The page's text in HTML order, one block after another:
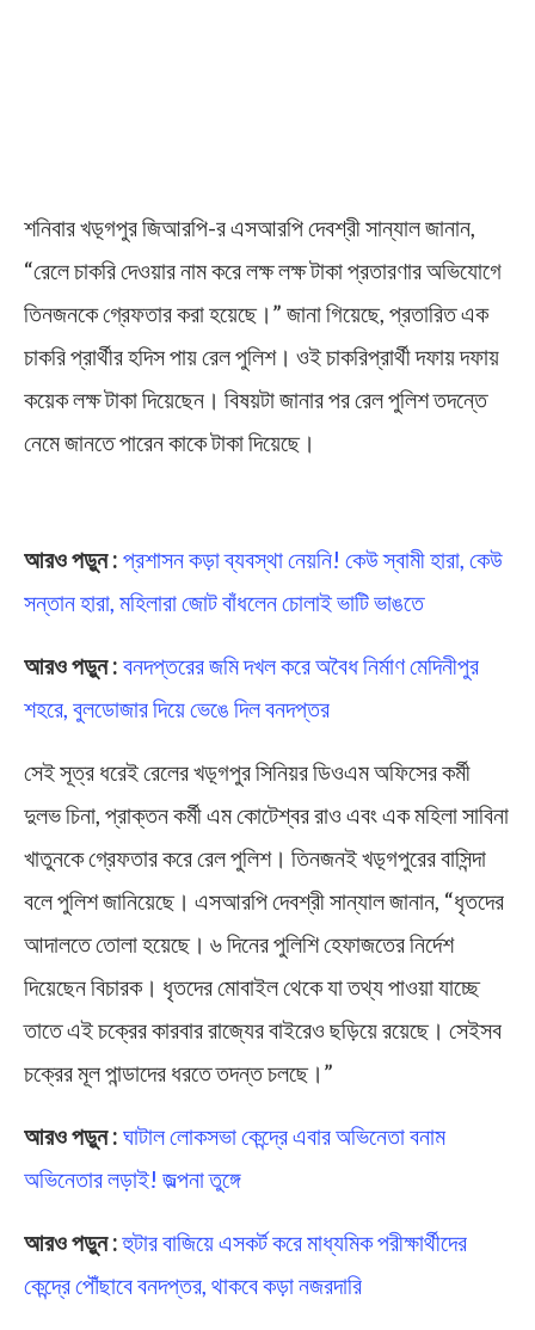
শনিবার খড়্গপুর জিআরপি-র এসআরপি দেবশ্রী সান্যাল জানান,
“রেলে চাকরি দেওয়ার নাম করে লক্ষ লক্ষ টাকা প্রতারণার অভিযোগে
তিনজনকে গ্রেফতার করা হয়েছে।” জানা গিয়েছে, প্রতারিত এক
চাকরি প্রার্থীর হদিস পায় রেল পুলিশ। ওই চাকরিপ্রার্থী দফায় দফায়
কয়েক লক্ষ টাকা দিয়েছেন। বিষয়টা জানার পর রেল পুলিশ তদন্তে
নেমে জানতে পারেন কাকে টাকা দিয়েছে।
আরও পড়ুন : প্রশাসন কড়া ব্যবস্থা নেয়নি! কেউ স্বামী হারা, কেউ
সন্তান হারা, মহিলারা জোট বাঁধলেন চোলাই ভাটি ভাঙতে
আরও পড়ুন : বনদপ্তরের জমি দখল করে অবৈধ নির্মাণ মেদিনীপুর
শহরে, বুলডোজার দিয়ে ভেঙে দিল বনদপ্তর
সেই সূত্র ধরেই রেলের খড়্গপুর সিনিয়র ডিওএম অফিসের কর্মী
দুলভ চিনা, প্রাক্তন কর্মী এম কোটেশ্বর রাও এবং এক মহিলা সাবিনা
খাতুনকে গ্রেফতার করে রেল পুলিশ। তিনজনই খড়্গপুরের বাসিন্দা
বলে পুলিশ জানিয়েছে। এসআরপি দেবশ্রী সান্যাল জানান, “ধৃতদের
আদালতে তোলা হয়েছে। ৬ দিনের পুলিশি হেফাজতের নির্দেশ
দিয়েছেন বিচারক। ধৃতদের মোবাইল থেকে যা তথ্য পাওয়া যাচ্ছে
তাতে এই চক্রের কারবার রাজ্যের বাইরেও ছড়িয়ে রয়েছে। সেইসব
চক্রের মূল পান্ডাদের ধরতে তদন্ত চলছে।”
আরও পড়ুন : ঘাটাল লোকসভা কেন্দ্রে এবার অভিনেতা বনাম
অভিনেতার লড়াই! জল্পনা তুঙ্গে
আরও পড়ুন : হুটার বাজিয়ে এসকর্ট করে মাধ্যমিক পরীক্ষার্থীদের
কেন্দ্রে পৌঁছাবে বনদপ্তর, থাকবে কড়া নজরদারি